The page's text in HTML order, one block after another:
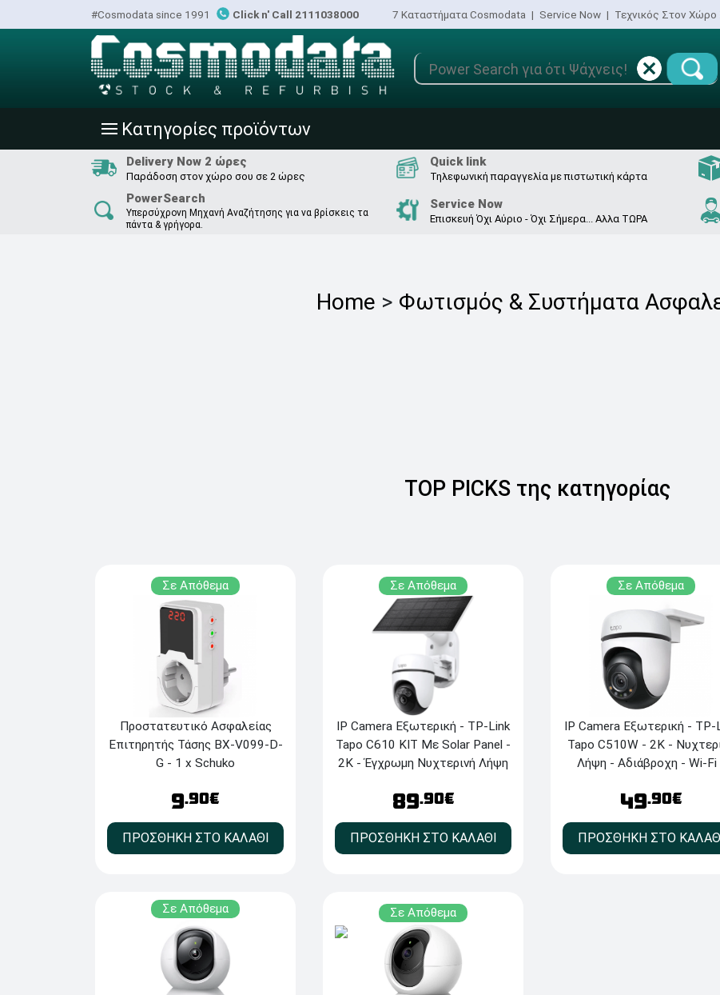
#Cosmodata since 1991 Click n' Call 2111038000 7 Καταστήματα Cosmodata | Service Now | Τεχνικός Στον Χώρο
||| Κατηγορίες προϊόντων
Delivery Now 2 ώρες
Παράδοση στον χώρο σου σε 2 ώρες
Quick link
Τηλεφωνική παραγγελία με πιστωτική κάρτα
PowerSearch
Υπερσύχρονη Μηχανή Αναζήτησης για να βρίσκεις τα
πάντα & γρήγορα.
Service Now
Επισκευή Όχι Αύριο - Όχι Σήμερα... Αλλα ΤΩΡΑ
Home > Φωτισμός & Συστήματα
TOP PICKS της κατηγορίας
Σε Απόθεμα
Προστατευτικό Ασφαλείας
Επιτηρητής Τάσης BX-V099-D-
G - 1 x Schuko
9.90€
ΠΡΟΣΘΗΚΗ ΣΤΟ ΚΑΛΑΘΙ
Σε Απόθεμα
IP Camera Εξωτερική - TP-Link
Tapo C610 KIT Με Solar Panel -
2Κ - Έγχρωμη Νυχτερινή Λήψη
89.90€
ΠΡΟΣΘΗΚΗ ΣΤΟ ΚΑΛΑΘΙ
Σε Απόθεμα
IP Camera Εξωτερική - TP-
Tapo C510W - 2K -
Λήψη - Αδιάβροχη - Wi-Fi
49.90€
ΠΡΟΣΘΗΚΗ ΣΤΟ
Σε Απόθεμα Σε Απόθεμα